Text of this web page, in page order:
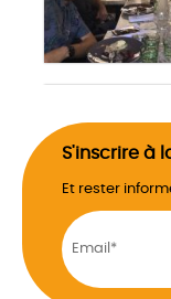
S'inscrire à
Et rester